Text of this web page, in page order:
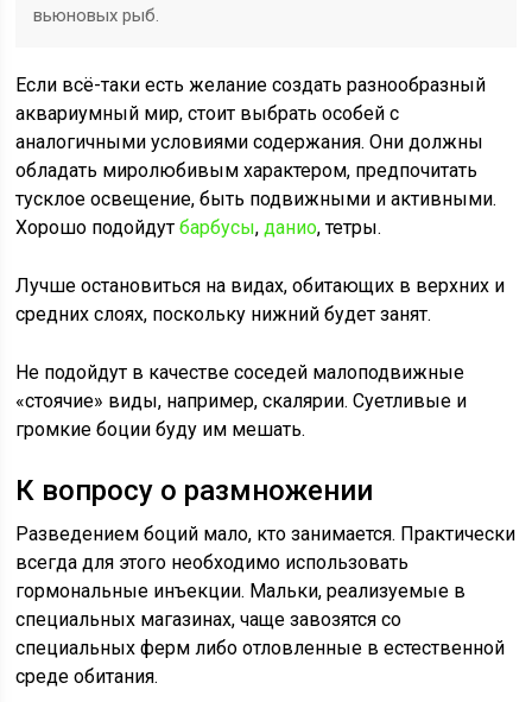
вьюновых рыб.
Если всё-таки есть желание создать разнообразный
аквариумный мир, стоит выбрать особей с
аналогичными условиями содержания. Они должны
обладать миролюбивым характером, предпочитать
тусклое освещение, быть подвижными и активными.
Хорошо подойдутбарбусы,данио, тетры.
Лучше остановиться на видах, обитающих в верхних и
средних слоях, поскольку нижний будет занят.
Не подойдут в качестве соседей малоподвижные
«стоячие» виды, например, скалярии. Суетливые и
громкие боции буду им мешать.
К вопросу о размножении
Разведением боций мало, кто занимается. Практически
всегда для этого необходимо использовать
гормональные инъекции. Мальки, реализуемые в
специальных магазинах, чаще завозятся со
специальных ферм либо отловленные в естественной
среде обитания.